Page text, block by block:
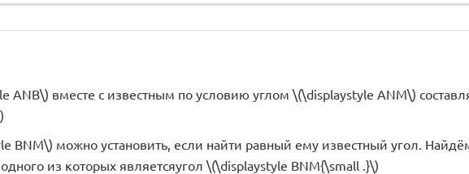
ANB\) вместе с известным по условию углом \(\displaystyle ANM\)
BNM\) можно установить, если найти равный ему известный угол.
из которых являетсяугол \(\displaystyle BNM{\small .}\)